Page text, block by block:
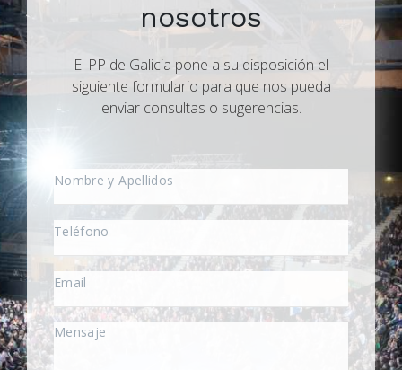
nosotros
El PP de Galicia pone a su disposición el
siguiente formulario para que nos pueda
enviar consultas o sugerencias.